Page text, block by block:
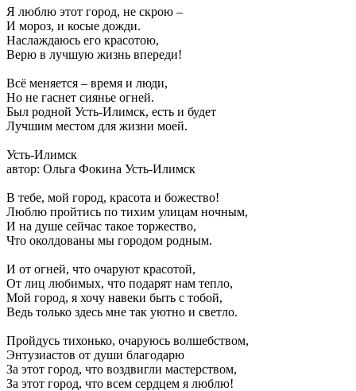
Я люблю этот город, не скрою –
И мороз, и косые дожди.
Наслаждаюсь его красотою,
Верю в лучшую жизнь впереди!
Всё меняется – время и люди,
Но не гаснет сиянье огней.
Был родной Усть-Илимск, есть и будет
Лучшим местом для жизни моей.
Усть-Илимск
автор: Ольга Фокина Усть-Илимск
В тебе, мой город, красота и божество!
Люблю пройтись по тихим улицам ночным,
И на душе сейчас такое торжество,
Что околдованы мы городом родным.
И от огней, что очаруют красотой,
От лиц любимых, что подарят нам тепло,
Мой город, я хочу навеки быть с тобой,
Ведь только здесь мне так уютно и светло.
Пройдусь тихонько, очаруюсь волшебством,
Энтузиастов от души благодарю
За этот город, что воздвигли мастерством,
За этот город, что всем сердцем я люблю!